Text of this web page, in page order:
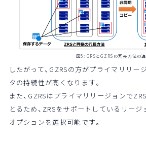
図5: GRSとGZRSの冗長方法の
したがって、GZRSの方がプライマリリー
タの持続性が高くなります。
また、GZRSはプライマリリージョンで
とるため、ZRSをサポートしているリー
オプションを選択可能です。